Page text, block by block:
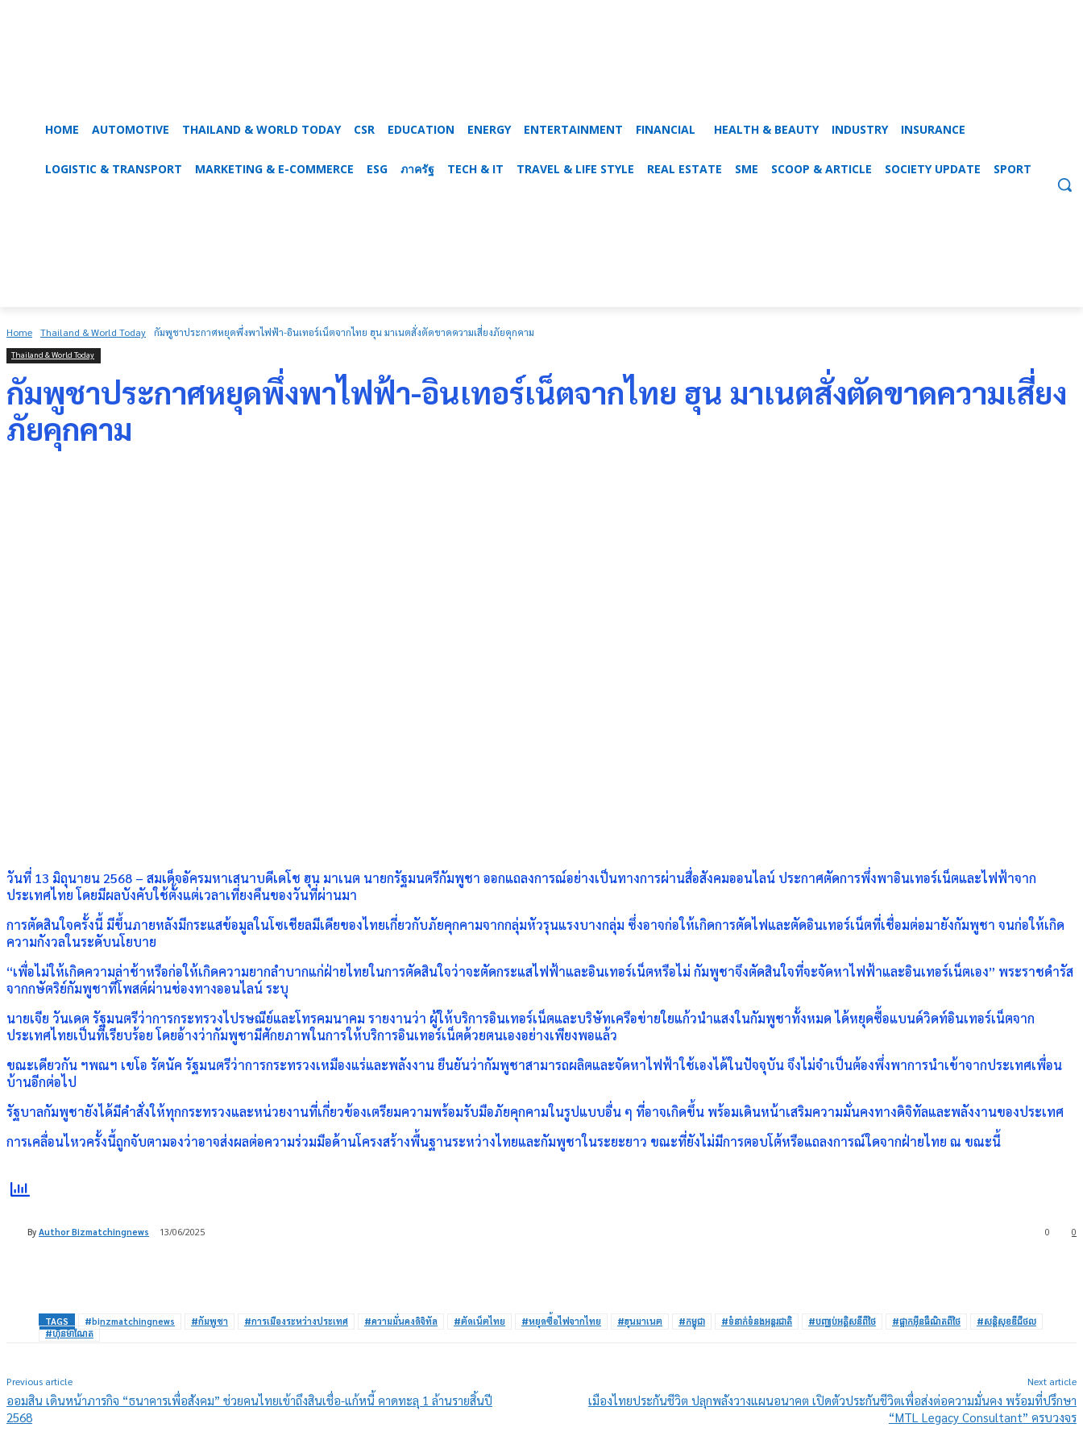
HOME AUTOMOTIVE THAILAND & WORLD TODAY CSR EDUCATION ENERGY ENTERTAINMENT FINANCIAL HEALTH & BEAUTY INDUSTRY INSURANCE
LOGISTIC & TRANSPORT MARKETING & E-COMMERCE ESG ภาครัฐ TECH & IT TRAVEL & LIFE STYLE REAL ESTATE SME SCOOP & ARTICLE SOCIETY UPDATE SPORT
Home Thailand & World Today กัมพูชาประกาศหยุดพึ่งพาไฟฟ้า-อินเทอร์เน็ตจากไทย ฮุน มาเนตสั่งตัดขาดความเสี่ยงภัยคุกคาม
Thailand & World Today
กัมพูชาประกาศหยุดพึ่งพาไฟฟ้า-อินเทอร์เน็ตจากไทย ฮุน มาเนตสั่งตัดขาดความเสี่ยง
ภัยคุกคาม
วันที่ 13 มิถุนายน 2568 – สมเด็จอัครมหาเสนาบดีเดโช ฮุน มาเนต นายกรัฐมนตรีกัมพูชา ออกแถลงการณ์อย่างเป็นทางการผ่านสื่อสังคมออนไลน์ ประกาศตัดการพึ่งพาอินเทอร์เน็ตและไฟฟ้าจาก
ประเทศไทย โดยมีผลบังคับใช้ตั้งแต่เวลาเที่ยงคืนของวันที่ผ่านมา
การตัดสินใจครั้งนี้ มีขึ้นภายหลังมีกระแสข้อมูลในโซเชียลมีเดียของไทยเกี่ยวกับภัยคุกคามจากกลุ่มหัวรุนแรงบางกลุ่ม ซึ่งอาจก่อให้เกิดการตัดไฟและตัดอินเทอร์เน็ตที่เชื่อมต่อมายังกัมพูชา จนก่อให้เกิด
ความกังวลในระดับนโยบาย
“เพื่อไม่ให้เกิดความล่าช้าหรือก่อให้เกิดความยากลำบากแก่ฝ่ายไทยในการตัดสินใจว่าจะตัดกระแสไฟฟ้าและอินเทอร์เน็ตหรือไม่ กัมพูชาจึงตัดสินใจที่จะจัดหาไฟฟ้าและอินเทอร์เน็ตเอง” พระราชดำรัส
จากกษัตริย์กัมพูชาที่โพสต์ผ่านช่องทางออนไลน์ ระบุ
นายเจีย วันเดต รัฐมนตรีว่าการกระทรวงไปรษณีย์และโทรคมนาคม รายงานว่า ผู้ให้บริการอินเทอร์เน็ตและบริษัทเครือข่ายใยแก้วนำแสงในกัมพูชาทั้งหมด ได้หยุดซื้อแบนด์วิดท์อินเทอร์เน็ตจาก
ประเทศไทยเป็นที่เรียบร้อย โดยอ้างว่ากัมพูชามีศักยภาพในการให้บริการอินเทอร์เน็ตด้วยตนเองอย่างเพียงพอแล้ว
ขณะเดียวกัน ฯพณฯ เขโอ รัตนัค รัฐมนตรีว่าการกระทรวงเหมืองแร่และพลังงาน ยืนยันว่ากัมพูชาสามารถผลิตและจัดหาไฟฟ้าใช้เองได้ในปัจจุบัน จึงไม่จำเป็นต้องพึ่งพาการนำเข้าจากประเทศเพื่อน
บ้านอีกต่อไป
รัฐบาลกัมพูชายังได้มีคำสั่งให้ทุกกระทรวงและหน่วยงานที่เกี่ยวข้องเตรียมความพร้อมรับมือภัยคุกคามในรูปแบบอื่น ๆ ที่อาจเกิดขึ้น พร้อมเดินหน้าเสริมความมั่นคงทางดิจิทัลและพลังงานของประเทศ
การเคลื่อนไหวครั้งนี้ถูกจับตามองว่าอาจส่งผลต่อความร่วมมือด้านโครงสร้างพื้นฐานระหว่างไทยและกัมพูชาในระยะยาว ขณะที่ยังไม่มีการตอบโต้หรือแถลงการณ์ใดจากฝ่ายไทย ณ ขณะนี้
By Author Bizmatchingnews 13/06/2025 0
0
TAGS #binzmatchingnews #กัมพูชา #การเมืองระหว่างประเทศ #ความมั่นคงดิจิทัล #ตัดเน็ตไทย #หยุดซื้อไฟจากไทย #ฮุนมาเนต #កម្ពុជា #ទំនាក់ទំនងអន្តរជាតិ #បញ្ឈប់អគ្គិសនីពីថៃ #ផ្អាកអ៊ីនធឺណិតពីថៃ
#សន្តិសុខឌីជីថល
#ហ៊ុនម៉ាណែត
Previous article
ออมสิน เดินหน้าภารกิจ “ธนาคารเพื่อสังคม” ช่วยคนไทยเข้าถึงสินเชื่อ-แก้หนี้ คาดทะลุ 1 ล้านรายสิ้นปี
2568
Next article
เมืองไทยประกันชีวิต ปลุกพลังวางแผนอนาคต เปิดตัวประกันชีวิตเพื่อส่งต่อความมั่นคง พร้อมที่ปรึกษา
“MTL Legacy Consultant” ครบวงจร